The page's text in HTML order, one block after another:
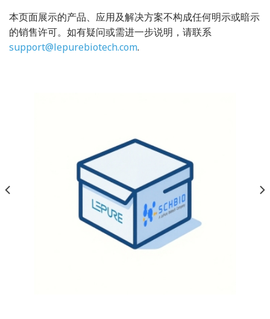
本页面展示的产品、应用及解决方案不构成任何明示或暗示
的销售许可。如有疑问或需进一步说明，请联系
support@lepurebiotech.com.